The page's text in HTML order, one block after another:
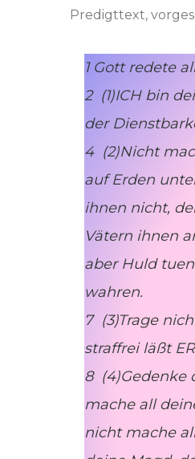
Predigttext,
1 Gott redete
2 (1)ICH bin
der
4 (2)Nicht
auf Erden
ihnen nicht,
Vätern ihnen
aber Huld
wahren.
7 (3)Trage
straffrei läßt
8 (4)Gedenke
mache all
nicht mache